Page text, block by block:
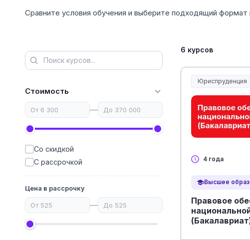
Сравните условия обучения и выберите подходящий формат
Стоимость
—
Со скидкой
С рассрочкой
Цена в рассрочку
—
6 курсов
Юриспруденция
Юриспруденция и
4 года
Высшее
Правовое